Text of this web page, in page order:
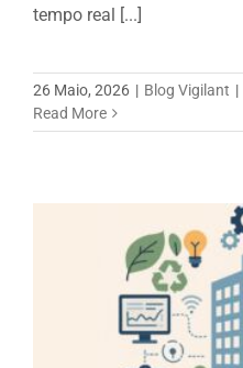
tempo real [...]
26 Maio, 2026 | Blog Vigilant |
Read More